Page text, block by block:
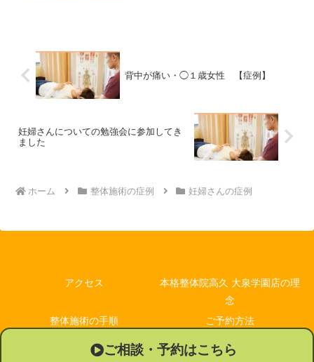
背中が痛い・◯１歳女性 【症例】
妊婦さんについての勉強会に参加してき
ました
ホーム 整体施術の症例 妊婦さんの症例
アクセス
本格整体院高久 大泉学園店の理
念
整体施術の手順
ご予約方法
休診日 ご相談・予約はこちら